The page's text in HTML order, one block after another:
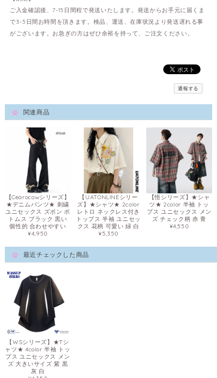
ご入金確認後、7-15日間程で発送いたします。発送からお手元に届くま
で3-5日間お時間を頂きます。検品、運送、在庫状況より発送遅れる事
がございます。お急ぎの方はぜひ余裕を持って、ご注文ください。
通報する
関連商品
【Cearocowシリーズ】
★デニムパンツ★ 刺繍
ユニセックス ズボン ボ
トムス ブラック 黒い
個性的 合わせやすい
¥4,950
【UATONLINEシリー
ズ】★シャツ★ 2color
レトロ ネックレス付き
トップス 半袖 ユニセッ
クス 花柄 可愛い 緑 白
¥5,350
【悟シリーズ】★シャ
ツ★ 2color 半袖 トッ
プス ユニセックス メン
ズ チェック柄 赤 青
¥4,550
最近チェックした商品
【WSシリーズ】★Tシ
ャツ★ 4color 半袖 トッ
プス ユニセックス メン
ズ 大きいサイズ 紫 黒
灰 白